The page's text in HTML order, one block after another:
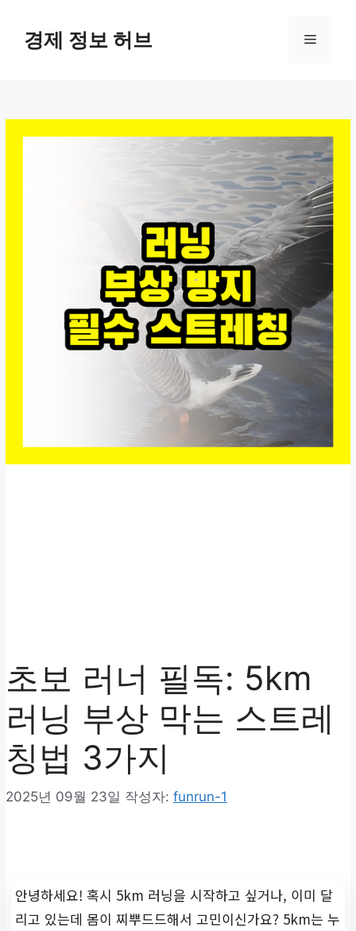
경제 정보 허브 메
초보 러너 필독: 5km
러닝 부상 막는 스트레
칭법 3가지
2025년 09월 23일 작성자: funrun-1
안녕하세요! 혹시 5km 러닝을 시작하고 싶거나, 이미 달
리고 있는데 몸이 찌뿌드드해서 고민이신가요? 5km는 누